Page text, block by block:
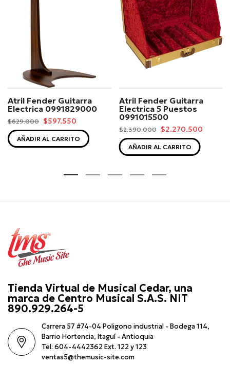
Atril Fender Guitarra
Electrica 0991829000
$629.000 $597.550
AÑADIR AL CARRITO
Atril Fender Guitarra
Electrica 5 Puestos
0991015500
$2.390.000 $2.270.500
AÑADIR AL CARRITO
Tienda Virtual de Musical Cedar, una
marca de Centro Musical S.A.S. NIT
890.929.264-5
Carrera 57 #74-04 Poligono industrial - Bodega 114,
Barrio Hortencia, Itaguí - Antioquia
Tel: 604-4442362 Ext. 122 y 123
ventas5@themusic-site.com